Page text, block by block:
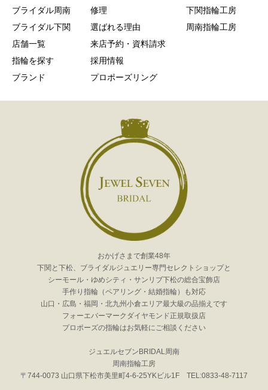
ブライダル周南
ブライダル下関
店舗一覧
指輪を探す
ブランド
修理
選ばれる理由
来店予約・資料請求
採用情報
プロポーズリング
下関指輪工房
周南指輪工房
おかげさまで創業48年
下関と下松、ブライダルジュエリー専門セレクトショップと
シーモール・ゆめシティ・サンリブ下松の総合宝飾店
手作り指輪（ペアリング・結婚指輪）も対応
山口・広島・福岡・北九州小倉エリア最大級の品揃えです
フォーエバーマークダイヤモンド正規取扱店
プロポーズの指輪はお気軽にご相談ください
ジュエルセブンBRIDAL周南
周南指輪工房
〒744-0073 山口県下松市美里町4-6-25YKビル1F TEL:0833-48-7117